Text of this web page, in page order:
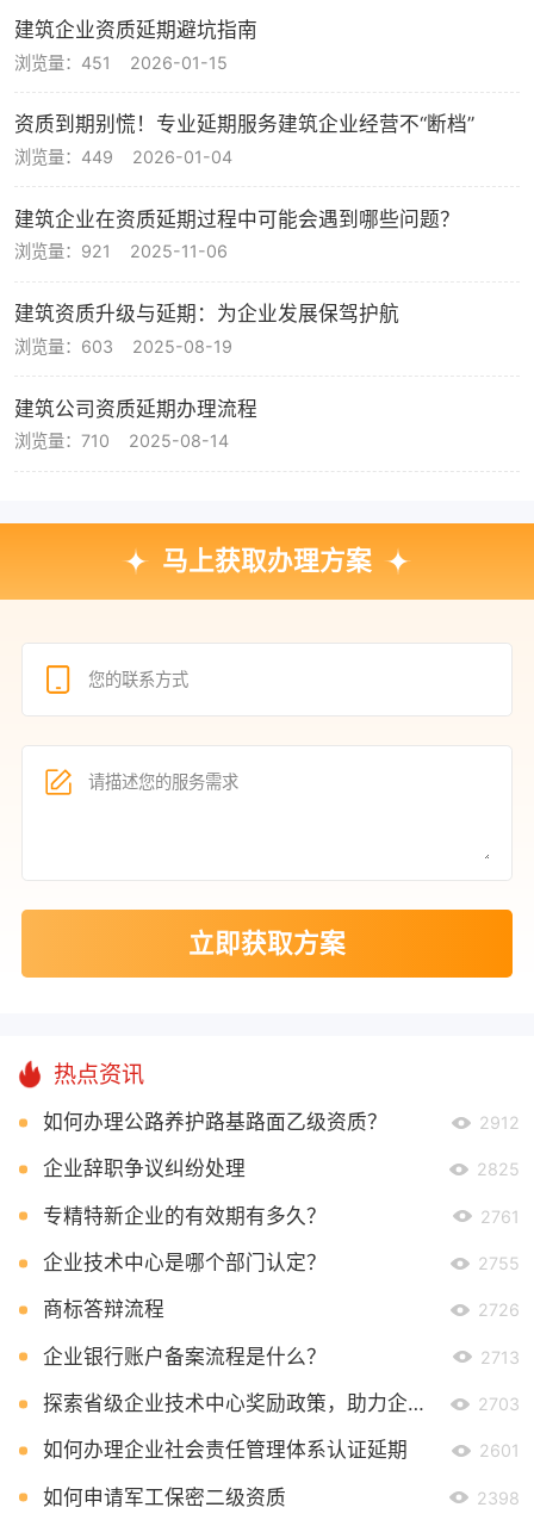
建筑企业资质延期避坑指南
浏览量：451 2026-01-15
资质到期别慌！专业延期服务建筑企业经营不“断档”
浏览量：449 2026-01-04
建筑企业在资质延期过程中可能会遇到哪些问题？
浏览量：921 2025-11-06
建筑资质升级与延期：为企业发展保驾护航
浏览量：603 2025-08-19
建筑公司资质延期办理流程
浏览量：710 2025-08-14
马上获取办理方案
立即获取方案
热点资讯
如何办理公路养护路基路面乙级资质？ 2912
企业辞职争议纠纷处理 2825
专精特新企业的有效期有多久？ 2761
企业技术中心是哪个部门认定？ 2755
商标答辩流程 2726
企业银行账户备案流程是什么？ 2713
探索省级企业技术中心奖励政策，助力企业创新发展 2703
如何办理企业社会责任管理体系认证延期 2601
如何申请军工保密二级资质 2398